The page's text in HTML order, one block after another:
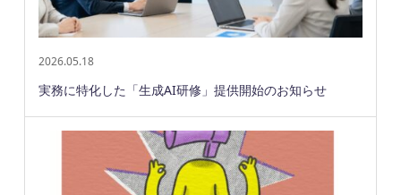
2026.05.18
実務に特化した「生成AI研修」提供開始のお知らせ